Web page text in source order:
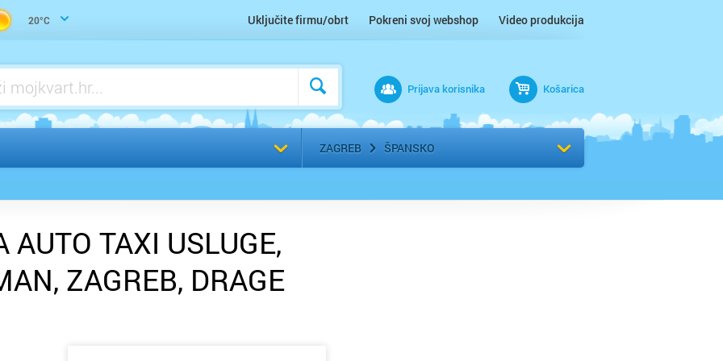
20°C Uključite firmu/obrt Pokreni svoj webshop Video produkcija
Prijava korisnika Košarica
ZAGREB ŠPANSKO
Odaberi grad
AUTO TAXI USLUGE,
ZAGREB, DRAGE